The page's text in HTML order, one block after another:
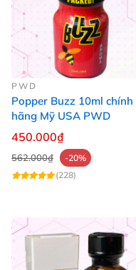
PWD
Popper Buzz 10ml chính
hãng Mỹ USA PWD
450.000₫
562.000₫
-20%
(228)